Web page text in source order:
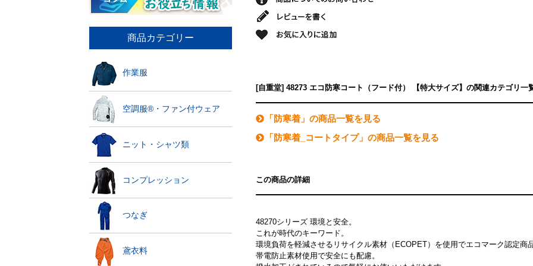
商品カテゴリー
作業服
空調服®・ファン付ウェア
ニット・シャツ類
コンプレッション
つなぎ
鳶衣料
[自重堂] 48273 エコ防寒コート（フード付） 【特大サイズ】の関連カテゴリ一
「防寒着」の商品一覧を見る
「防寒着_コートタイプ」の商品一覧を見る
この商品の詳細
48270シリーズ 環境と安全。
これが時代のキーワード。
環境負荷を軽減させるリサイクル素材（ECOPET）を使用でエコマーク認定商
帯電防止素材使用で安全にも配慮。